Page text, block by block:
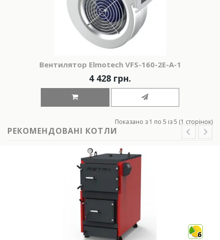
Вeнтилятор Elmotech VFS-160-2E-A-1
4 428 грн.
Показано з 1 по 5 із 5 (1 сторінок)
РЕКОМЕНДОВАНІ КОТЛИ
6